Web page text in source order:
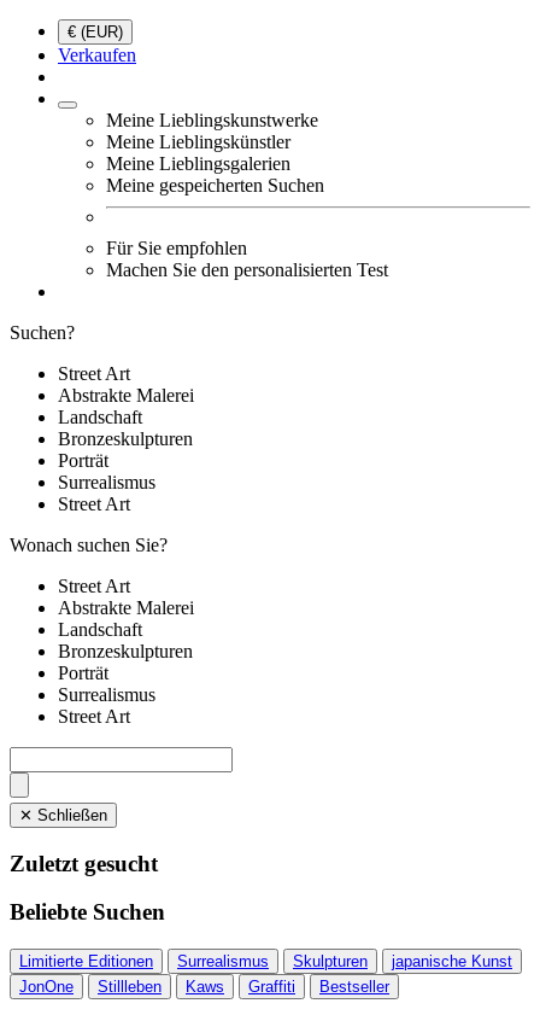
€ (EUR)
Verkaufen
Meine Lieblingskunstwerke
Meine Lieblingskünstler
Meine Lieblingsgalerien
Meine gespeicherten Suchen
Für Sie empfohlen
Machen Sie den personalisierten Test
Suchen?
Street Art
Abstrakte Malerei
Landschaft
Bronzeskulpturen
Porträt
Surrealismus
Street Art
Wonach suchen Sie?
Street Art
Abstrakte Malerei
Landschaft
Bronzeskulpturen
Porträt
Surrealismus
Street Art
✕ Schließen
Zuletzt gesucht
Beliebte Suchen
Limitierte Editionen Surrealismus Skulpturen
japanische Kunst
JonOne
Stillleben Kaws Graffiti Bestseller